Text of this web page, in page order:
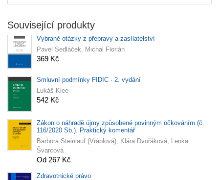
Související produkty
Vybrané otázky z přepravy a zasílatelství
Pavel Sedláček, Michal Florián
369 Kč
Smluvní podmínky FIDIC - 2. vydání
Lukáš Klee
542 Kč
Zákon o náhradě újmy způsobené povinným očkováním (č.
116/2020 Sb.). Praktický komentář
Barbora Steinlauf (Vráblová), Klára Dvořáková, Lenka
Švarcová
Od 267 Kč
Zdravotnické právo